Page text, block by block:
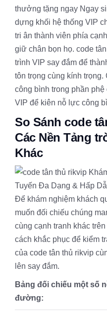
thưởng tặng ngay Ngay
dựng khối hệ thống VIP
tri ân thành viên phía
giữ chân bọn họ. code
trình VIP say đắm để
tôn trọng cùng kính
công bình trong phần
VIP để kiên nỗ lực công
So Sánh code
Các Nền Tảng
Khác
Để khám nghiệm khách
muốn đối chiếu chúng
cùng cạnh tranh khác
cách khắc phục để kiểm
của code tân thủ rikvip
lên say đắm.
Bảng đối chiếu một số
đường: